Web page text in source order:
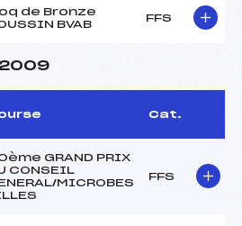
de Bronze
BVAB
FFS
2009
Cat.
GRAND PRIX
CONSEIL
MICROBES
FFS